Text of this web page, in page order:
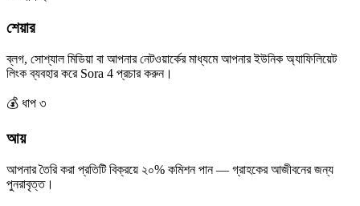
শেয়ার
ব্লগ, সোশ্যাল মিডিয়া বা আপনার নেটওয়ার্কের মাধ্যমে আপনার ইউনিক অ্যাফিলিয়েট
লিংক ব্যবহার করে Sora 4 প্রচার করুন।
💰 ধাপ ৩
আয়
আপনার তৈরি করা প্রতিটি বিক্রয়ে ২০% কমিশন পান — গ্রাহকের আজীবনের জন্য
পুনরাবৃত্ত।